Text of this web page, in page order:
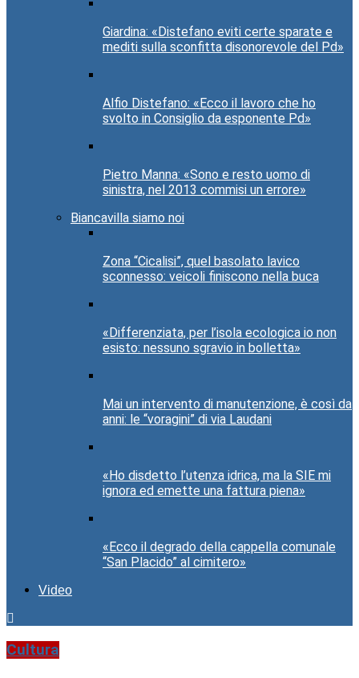
Giardina: «Distefano eviti certe sparate e
mediti sulla sconfitta disonorevole del Pd»
Alfio Distefano: «Ecco il lavoro che ho
svolto in Consiglio da esponente Pd»
Pietro Manna: «Sono e resto uomo di
sinistra, nel 2013 commisi un errore»
Biancavilla siamo noi
Zona “Cicalisi”, quel basolato lavico
sconnesso: veicoli finiscono nella buca
«Differenziata, per l’isola ecologica io non
esisto: nessuno sgravio in bolletta»
Mai un intervento di manutenzione, è così da
anni: le “voragini” di via Laudani
«Ho disdetto l’utenza idrica, ma la SIE mi
ignora ed emette una fattura piena»
«Ecco il degrado della cappella comunale
“San Placido” al cimitero»
Video
Cultura